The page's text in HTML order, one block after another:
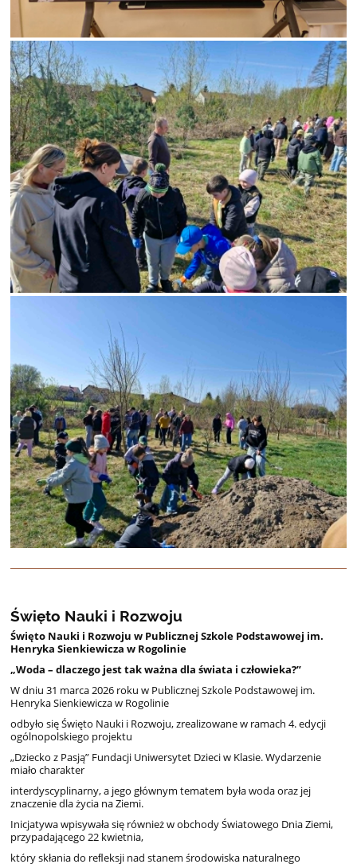
Święto Nauki i Rozwoju
Święto Nauki i Rozwoju w PublicznejSzkole Podstawowej im.
Henryka Sienkiewicza w Rogolinie
„Woda – dlaczego jesttakważna dla świata iczłowieka?”
W dniu31 marca2026 roku w PublicznejSzkole Podstawowej im.
HenrykaSienkiewiczaw Rogolinie
odbyłosięŚwięto Nauki i Rozwoju,zrealizowanew ramach 4.edycji
ogólnopolskiego projektu
„Dziecko z Pasją” Fundacji Uniwersytet Dzieci w Klasie.Wydarzenie
miało charakter
interdyscyplinarny,a jego głównym tematem byławodaoraz jej
znaczeniedlażycia naZiemi.
Inicjatywawpisywałasię równieżwobchodyŚwiatowego DniaZiemi,
przypadającego22 kwietnia,
który skłania do reﬂeksji nadstanem środowiska naturalnego